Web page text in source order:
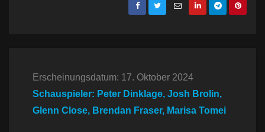
Erscheinungsdatum: 17. Oktober 2024
Schauspieler: Peter Dinklage, Josh Brolin,
Glenn Close, Brendan Fraser, Marisa Tomei